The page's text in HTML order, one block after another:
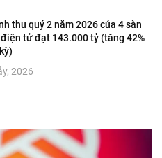
thu quý 2 năm 2026 của 4 sàn
tử đạt 143.000 tỷ (tăng 42%
2026